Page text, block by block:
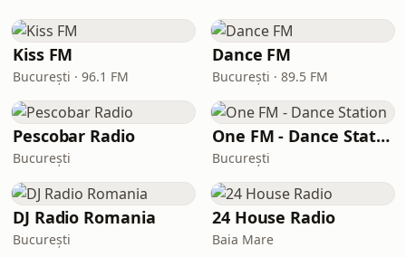
Kiss FM
București · 96.1 FM
Dance FM
București · 89.5 FM
Pescobar Radio
București
One FM - Dance Station
București
DJ Radio Romania
București
24 House Radio
Baia Mare